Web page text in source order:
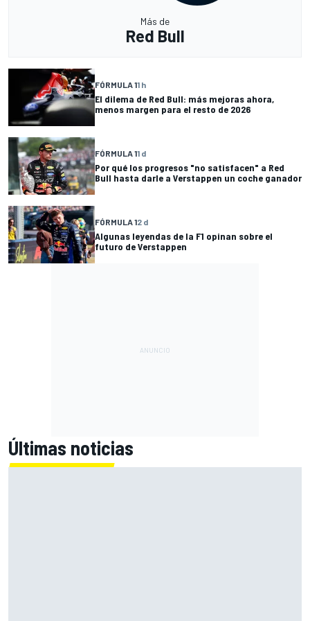
Más de
Red Bull
FÓRMULA 11 h
El dilema de Red Bull: más mejoras ahora,
menos margen para el resto de 2026
FÓRMULA 11 d
Por qué los progresos "no satisfacen" a Red
Bull hasta darle a Verstappen un coche ganador
FÓRMULA 12 d
Algunas leyendas de la F1 opinan sobre el
futuro de Verstappen
Últimas noticias